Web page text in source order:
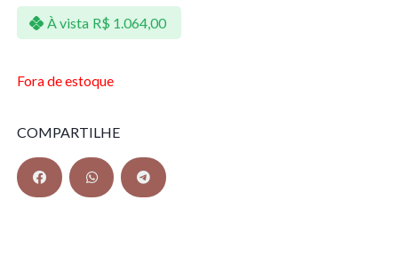
À vista R$ 1.064,00
Fora de estoque
COMPARTILHE